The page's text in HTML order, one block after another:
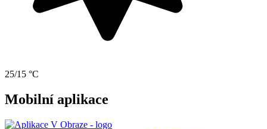
25/15 °C
Mobilní aplikace